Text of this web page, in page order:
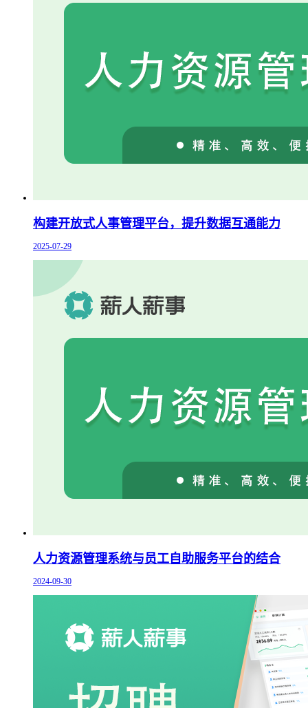
构建开放式人事管理平台，提升数据互通能力
2025-07-29
人力资源管理系统与员工自助服务平台的结合
2024-09-30